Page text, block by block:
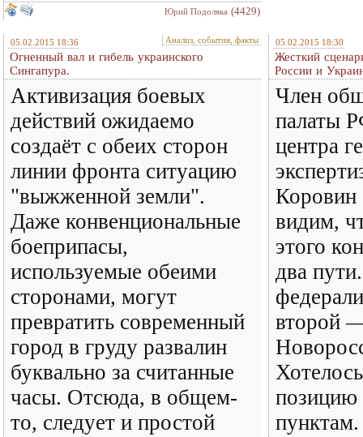
Юрий Подоляка (4429)
05.02.2015 18:36 Анализ, события, факты
Огненный вал и гибель украинского
Сингапура.
Активизация боевых
действий ожидаемо
создаёт с обеих сторон
линии фронта ситуацию
"выжженной земли".
Даже конвенциональные
боеприпасы,
используемые обеими
сторонами, могут
превратить современный
город в груду развалин
буквально за считанные
часы. Отсюда, в общем-
то, следует и простой
05.02.2015 18:30
Жесткий
России и
Член
палаты
центра
видим,
этого
два
второй
позицию